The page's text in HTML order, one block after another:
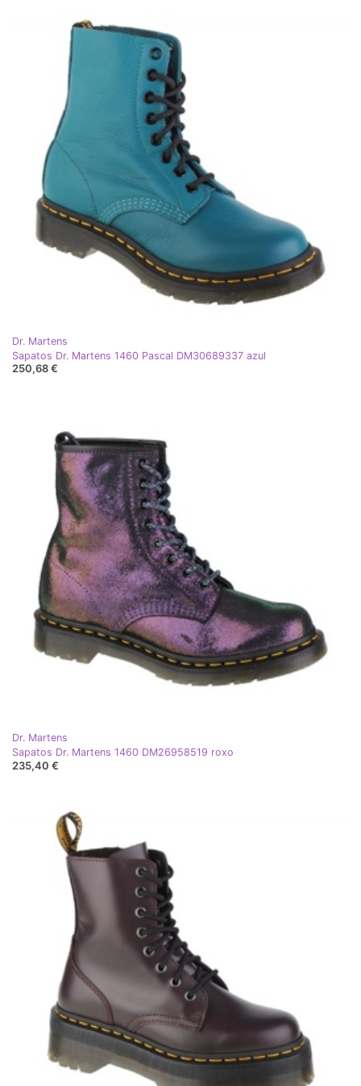
Dr. Martens
Sapatos Dr. Martens 1460 Pascal DM30689337 azul
250,68 €
Dr. Martens
Sapatos Dr. Martens 1460 DM26958519 roxo
235,40 €